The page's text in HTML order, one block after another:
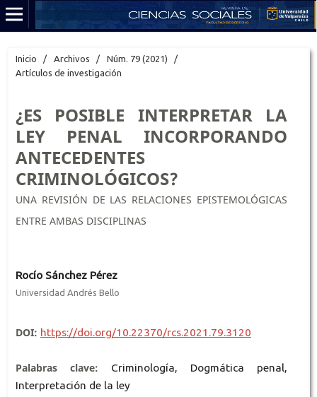
Inicio / Archivos / Núm. 79 (2021)
/
Artículos de investigación
¿ES POSIBLE INTERPRETAR LA
LEY PENAL INCORPORANDO
ANTECEDENTES
CRIMINOLÓGICOS?
UNA REVISIÓN DE LAS RELACIONES EPISTEMOLÓGICAS
ENTRE AMBAS DISCIPLINAS
Rocío Sánchez Pérez
Universidad Andrés Bello
DOI: https://doi.org/10.22370/rcs.2021.79.3120
Palabras clave:
Criminología, Dogmática penal,
Interpretación de la ley